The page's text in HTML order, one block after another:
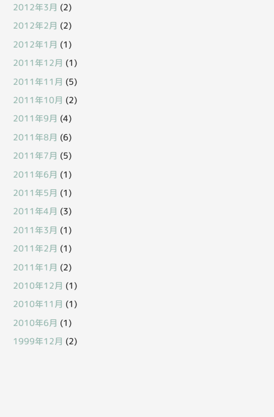
2012年3月 (2)
2012年2月 (2)
2012年1月 (1)
2011年12月 (1)
2011年11月 (5)
2011年10月 (2)
2011年9月 (4)
2011年8月 (6)
2011年7月 (5)
2011年6月 (1)
2011年5月 (1)
2011年4月 (3)
2011年3月 (1)
2011年2月 (1)
2011年1月 (2)
2010年12月 (1)
2010年11月 (1)
2010年6月 (1)
1999年12月 (2)